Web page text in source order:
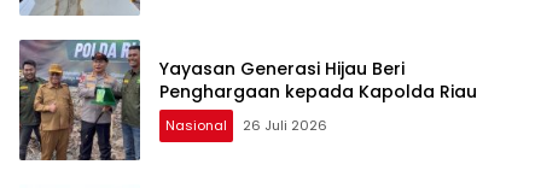
Yayasan Generasi Hijau Beri
Penghargaan kepada Kapolda Riau
Nasional 26 Juli 2026